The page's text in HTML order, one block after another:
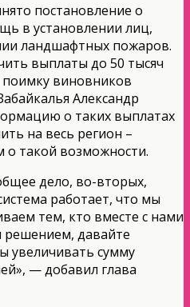
постановление о
в установлении лиц,
ландшафтных пожаров.
выплаты до 50 тысяч
виновников
Александр
о таких выплатах
на весь регион –
о такой возможности.
дело, во-вторых,
работает, что мы
тем, кто вместе с нами
давайте
увеличивать сумму
— добавил глава